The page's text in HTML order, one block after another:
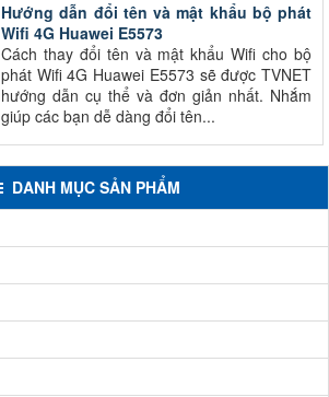
Hướng dẫn đổi tên và mật khẩu bộ phát
Wifi 4G Huawei E5573
Cách thay đổi tên và mật khẩu Wifi cho bộ
phát Wifi 4G Huawei E5573 sẽ được TVNET
hướng dẫn cụ thể và đơn giản nhất. Nhắm
giúp các bạn dễ dàng đổi tên...
DANH MỤC SẢN PHẨM